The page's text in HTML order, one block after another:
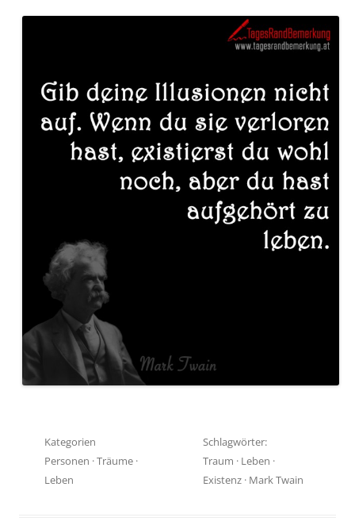
Kategorien
Personen ·Träume ·
Leben
Schlagwörter:
Traum · Leben ·
Existenz · Mark Twain